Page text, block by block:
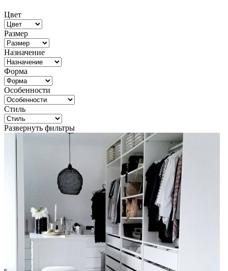
Цвет
Размер
Назначение
Форма
Особенности
Стиль
Развернуть фильтры